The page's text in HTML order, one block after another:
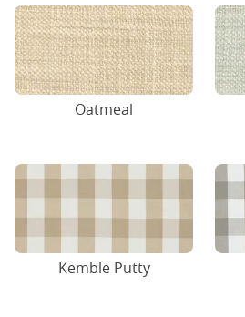
Oatmeal
Kemble Putty